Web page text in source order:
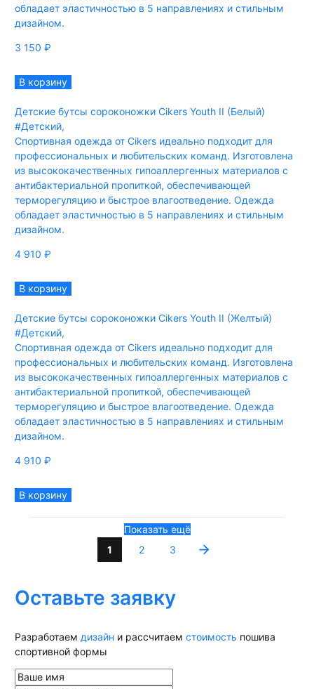
обладает эластичностью в 5 направлениях и стильным
дизайном.
3 150 ₽
В корзину
Детские бутсы сороконожки Cikers Youth II (Белый)
#Детский,
Спортивная одежда от Cikers идеально подходит для
профессиональных и любительских команд. Изготовлена
из высококачественных гипоаллергенных материалов с
антибактериальной пропиткой, обеспечивающей
терморегуляцию и быстрое влагоотведение. Одежда
обладает эластичностью в 5 направлениях и стильным
дизайном.
4 910 ₽
В корзину
Детские бутсы сороконожки Cikers Youth II (Желтый)
#Детский,
Спортивная одежда от Cikers идеально подходит для
профессиональных и любительских команд. Изготовлена
из высококачественных гипоаллергенных материалов с
антибактериальной пропиткой, обеспечивающей
терморегуляцию и быстрое влагоотведение. Одежда
обладает эластичностью в 5 направлениях и стильным
дизайном.
4 910 ₽
В корзину
Показать ещё
1
2 3
Оставьте заявку
Разработаем дизайн и рассчитаем стоимость пошива
спортивной формы